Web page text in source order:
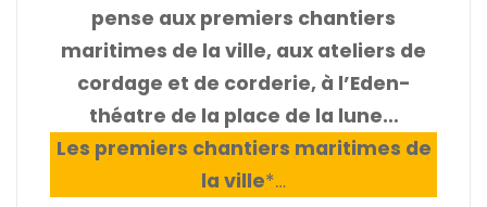
pense aux premiers chantiers
maritimes de la ville, aux ateliers de
cordage et de corderie, à l’Eden-
théatre de la place de la lune…
Les premiers chantiers maritimes de
la ville*…